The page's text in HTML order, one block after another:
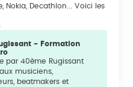
Nokia, Decathlon... Voici les
- Formation
par 40ème Rugissant
musiciens,
beatmakers et